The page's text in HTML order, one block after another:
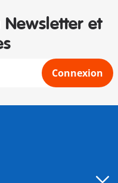
et
Connexion